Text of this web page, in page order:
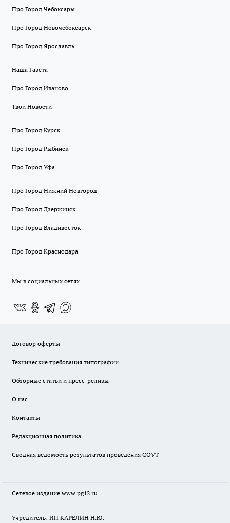
Про Город Чебоксары
Про Город Новочебоксарск
Про Город Ярославль
Наша Газета
Про Город Иваново
Твои Новости
Про Город Курск
Про Город Рыбинск
Про Город Уфа
Про Город Нижний Новгород
Про Город Дзержинск
Про Город Владивосток
Про Город Краснодара
Мы в социальных сетях
Договор оферты
Технические требования типографии
Обзорные статьи и пресс-релизы
О нас
Контакты
Редакционная политика
Сводная ведомость результатов проведения СОУТ
Сетевое издание www.pg12.ru
Учредитель: ИП КАРЕЛИН Н.Ю.